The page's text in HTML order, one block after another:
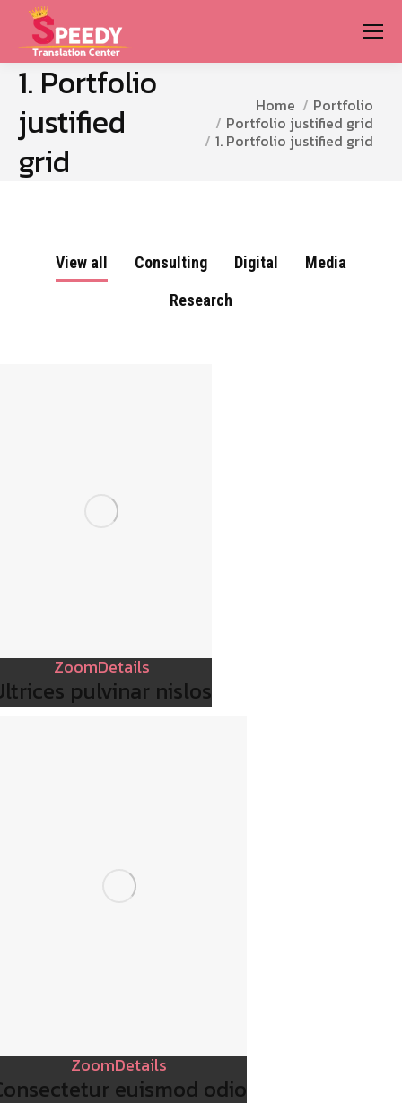
1. Portfolio
justified
grid
You are here:Home
Portfolio
Portfolio justified grid
1. Portfolio justified grid
View all Consulting Digital
Media
Research
ZoomDetails
pulvinar nislos
ZoomDetails
euismod odio